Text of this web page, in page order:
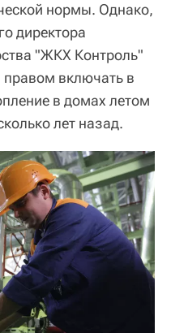
нормы. Однако,
директора
"ЖКХ Контроль"
включать в
в домах летом
лет назад.